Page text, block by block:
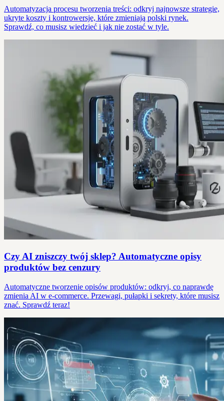
Automatyzacja procesu tworzenia treści: odkryj najnowsze strategie,
ukryte koszty i kontrowersje, które zmieniają polski rynek.
Sprawdź, co musisz wiedzieć i jak nie zostać w tyle.
Czy AI zniszczy twój sklep? Automatyczne opisy
produktów bez cenzury
Automatyczne tworzenie opisów produktów: odkryj, co naprawdę
zmienia AI w e-commerce. Przewagi, pułapki i sekrety, które musisz
znać. Sprawdź teraz!